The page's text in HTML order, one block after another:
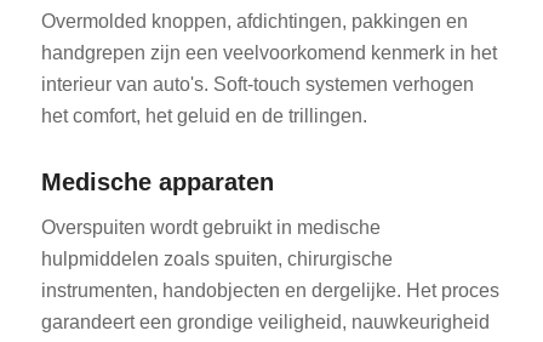
Overmolded knoppen, afdichtingen, pakkingen en
handgrepen zijn een veelvoorkomend kenmerk in het
interieur van auto's. Soft-touch systemen verhogen
het comfort, het geluid en de trillingen.
Medische apparaten
Overspuiten wordt gebruikt in medische
hulpmiddelen zoals spuiten, chirurgische
instrumenten, handobjecten en dergelijke. Het proces
garandeert een grondige veiligheid, nauwkeurigheid